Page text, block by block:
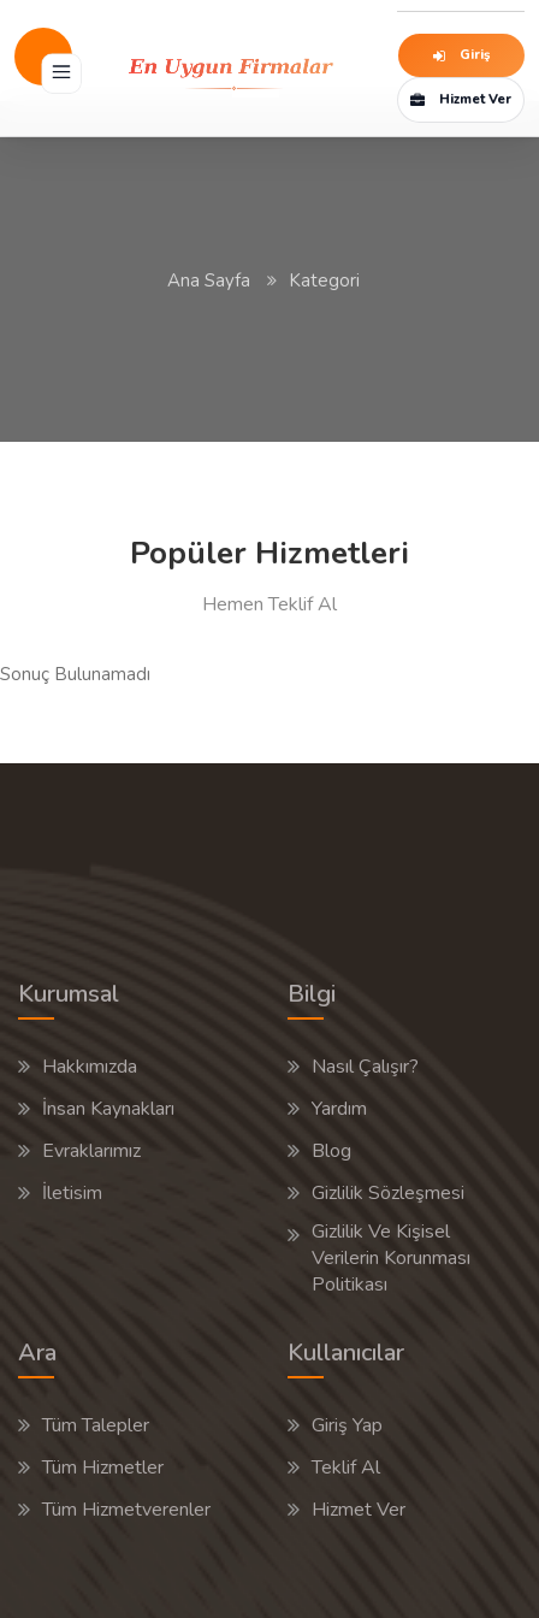
Giriş
Hizmet Ver
Ana Sayfa Kategori
Popüler Hizmetleri
Hemen Teklif Al
Sonuç Bulunamadı
Kurumsal
Hakkımızda
İnsan Kaynakları
Evraklarımız
İletisim
Bilgi
Nasıl Çalışır?
Yardım
Blog
Gizlilik Sözleşmesi
Gizlilik Ve Kişisel
Verilerin Korunması
Politikası
Ara
Tüm Talepler
Tüm Hizmetler
Tüm Hizmetverenler
Kullanıcılar
Giriş Yap
Teklif Al
Hizmet Ver